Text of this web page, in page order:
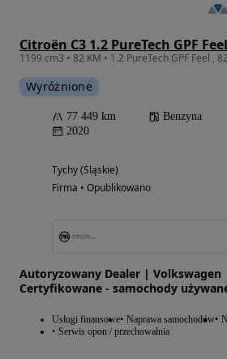
Citroën C3 1.2 PureTech GPF Feel
1199 cm3 • 82 KM • 1.2 PureTech GPF Feel ,
Wyróżnione
77 449 km Benzyna
2020
Tychy (Śląskie)
Firma • Opublikowano
Autoryzowany Dealer |
Certyfikowane - samochody
Usługi finansowe Naprawa samochodów
Serwis opon / przechowalnia